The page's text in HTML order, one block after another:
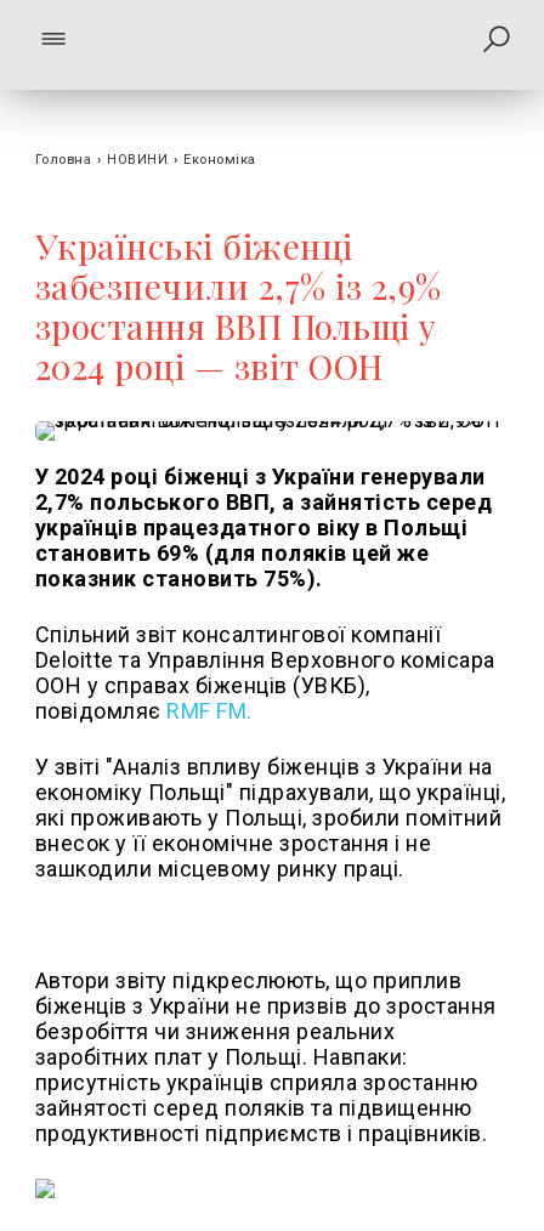
Головна › НОВИНИ › Економіка
Українські біженці
забезпечили 2,7% із 2,9%
зростання ВВП Польщі у
2024 році — звіт ООН
У 2024 році біженці з України генерували
2,7% польського ВВП, а зайнятість серед
українців працездатного віку в Польщі
становить 69% (для поляків цей же
показник становить 75%).
Спільний звіт консалтингової компанії
Deloitte та Управління Верховного комісара
ООН у справах біженців (УВКБ),
повідомляє RMF FM.
У звіті "Аналіз впливу біженців з України на
економіку Польщі" підрахували, що українці,
які проживають у Польщі, зробили помітний
внесок у її економічне зростання і не
зашкодили місцевому ринку праці.
Автори звіту підкреслюють, що приплив
біженців з України не призвів до зростання
безробіття чи зниження реальних
заробітних плат у Польщі. Навпаки:
присутність українців сприяла зростанню
зайнятості серед поляків та підвищенню
продуктивності підприємств і працівників.